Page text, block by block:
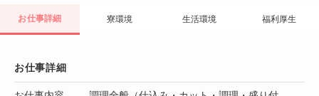
お仕事詳細 寮環境 生活環境 福利厚生
お仕事詳細